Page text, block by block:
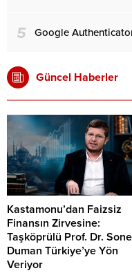
5 Google
Güncel Haberler
Kastamonu’dan Faizsiz
Finansın Zirvesine:
Taşköprülü Prof. Dr.
Duman Türkiye’ye Yön
Veriyor